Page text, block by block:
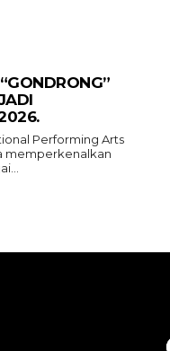
Performing Arts
memperkenalkan